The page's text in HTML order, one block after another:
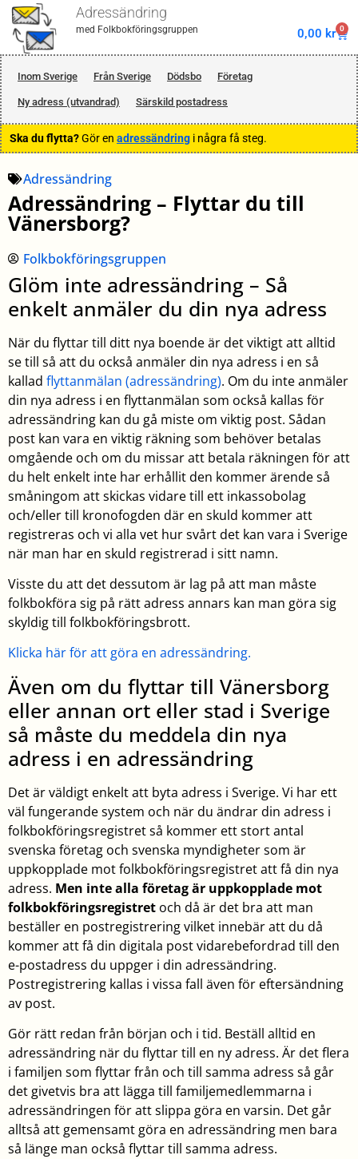
Adressändring
med Folkbokföringsgruppen 0,00 kr 0
Inom Sverige Från Sverige Dödsbo Företag
Ny adress (utvandrad) Särskild postadress
Ska du flytta?Gör en adressändring i några få steg.
Adressändring
Adressändring – Flyttar du till
Vänersborg?
Folkbokföringsgruppen
Glöm inte adressändring – Så
enkelt anmäler du din nya adress
När du flyttar till ditt nya boende är det viktigt att alltid
se till så att du också anmäler din nya adress i en så
kallad flyttanmälan (adressändring). Om du inte anmäler
din nya adress i en flyttanmälan som också kallas för
adressändring kan du gå miste om viktig post. Sådan
post kan vara en viktig räkning som behöver betalas
omgående och om du missar att betala räkningen för att
du helt enkelt inte har erhållit den kommer ärende så
småningom att skickas vidare till ett inkassobolag
och/eller till kronofogden där en skuld kommer att
registreras och vi alla vet hur svårt det kan vara i Sverige
när man har en skuld registrerad i sitt namn.
Visste du att det dessutom är lag på att man måste
folkbokföra sig på rätt adress annars kan man göra sig
skyldig till folkbokföringsbrott.
Klicka här för att göra en adressändring.
Även om du flyttar till Vänersborg
eller annan ort eller stad i Sverige
så måste du meddela din nya
adress i en adressändring
Det är väldigt enkelt att byta adress i Sverige. Vi har ett
väl fungerande system och när du ändrar din adress i
folkbokföringsregistret så kommer ett stort antal
svenska företag och svenska myndigheter som är
uppkopplade mot folkbokföringsregistret att få din nya
adress. Men inte alla företag är uppkopplade mot
folkbokföringsregistret och då är det bra att man
beställer en postregistrering vilket innebär att du då
kommer att få din digitala post vidarebefordrad till den
e-postadress du uppger i din adressändring.
Postregistrering kallas i vissa fall även för eftersändning
av post.
Gör rätt redan från början och i tid. Beställ alltid en
adressändring när du flyttar till en ny adress. Är det flera
i familjen som flyttar från och till samma adress så går
det givetvis bra att lägga till familjemedlemmarna i
adressändringen för att slippa göra en varsin. Det går
alltså att gemensamt göra en adressändring men bara
så länge man också flyttar till samma adress.